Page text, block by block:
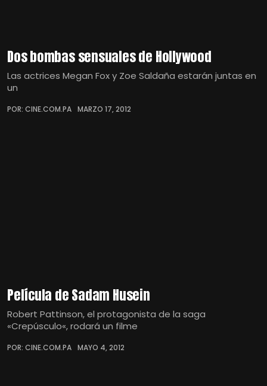
Dos bombas sensuales de Hollywood
Las actrices Megan Fox y Zoe Saldaña estarán juntas en
un
POR: CINE.COM.PA MARZO 17, 2012
Película de Sadam Husein
Robert Pattinson, el protagonista de la saga
«Crepúsculo«, rodará un filme
POR: CINE.COM.PA MAYO 4, 2012